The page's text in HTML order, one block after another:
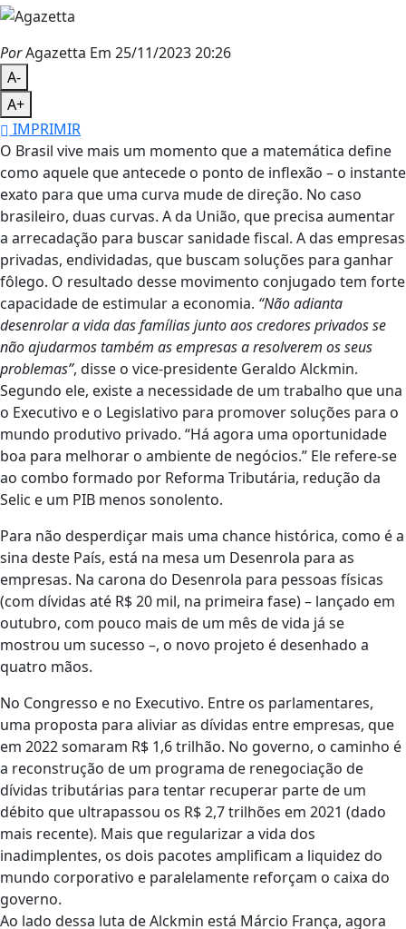
PorAgazetta Em 25/11/2023 20:26
A-
A+
IMPRIMIR
O Brasil vive mais um momento que a matemática define
como aquele que antecede o ponto de inflexão – o instante
exato para que uma curva mude de direção. No caso
brasileiro, duas curvas. A da União, que precisa aumentar
a arrecadação para buscar sanidade fiscal. A das empresas
privadas, endividadas, que buscam soluções para ganhar
fôlego. O resultado desse movimento conjugado tem forte
capacidade de estimular a economia. “Não adianta
desenrolar a vida das famílias junto aos credores privados se
não ajudarmos também as empresas a resolverem os seus
problemas”, disse o vice-presidente Geraldo Alckmin.
Segundo ele, existe a necessidade de um trabalho que una
o Executivo e o Legislativo para promover soluções para o
mundo produtivo privado. “Há agora uma oportunidade
boa para melhorar o ambiente de negócios.” Ele refere-se
ao combo formado por Reforma Tributária, redução da
Selic e um PIB menos sonolento.
Para não desperdiçar mais uma chance histórica, como é a
sina deste País, está na mesa um Desenrola para as
empresas. Na carona do Desenrola para pessoas físicas
(com dívidas até R$ 20 mil, na primeira fase) – lançado em
outubro, com pouco mais de um mês de vida já se
mostrou um sucesso –, o novo projeto é desenhado a
quatro mãos.
No Congresso e no Executivo. Entre os parlamentares,
uma proposta para aliviar as dívidas entre empresas, que
em 2022 somaram R$ 1,6 trilhão. No governo, o caminho é
a reconstrução de um programa de renegociação de
dívidas tributárias para tentar recuperar parte de um
débito que ultrapassou os R$ 2,7 trilhões em 2021 (dado
mais recente). Mais que regularizar a vida dos
inadimplentes, os dois pacotes amplificam a liquidez do
mundo corporativo e paralelamente reforçam o caixa do
governo.
Ao lado dessa luta de Alckmin está Márcio França, agora